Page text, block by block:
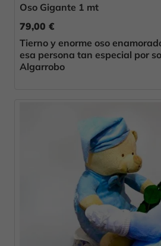
Oso Gigante 1 mt
79,00 €
Tierno y enorme oso
esa persona tan especial por
Algarrobo